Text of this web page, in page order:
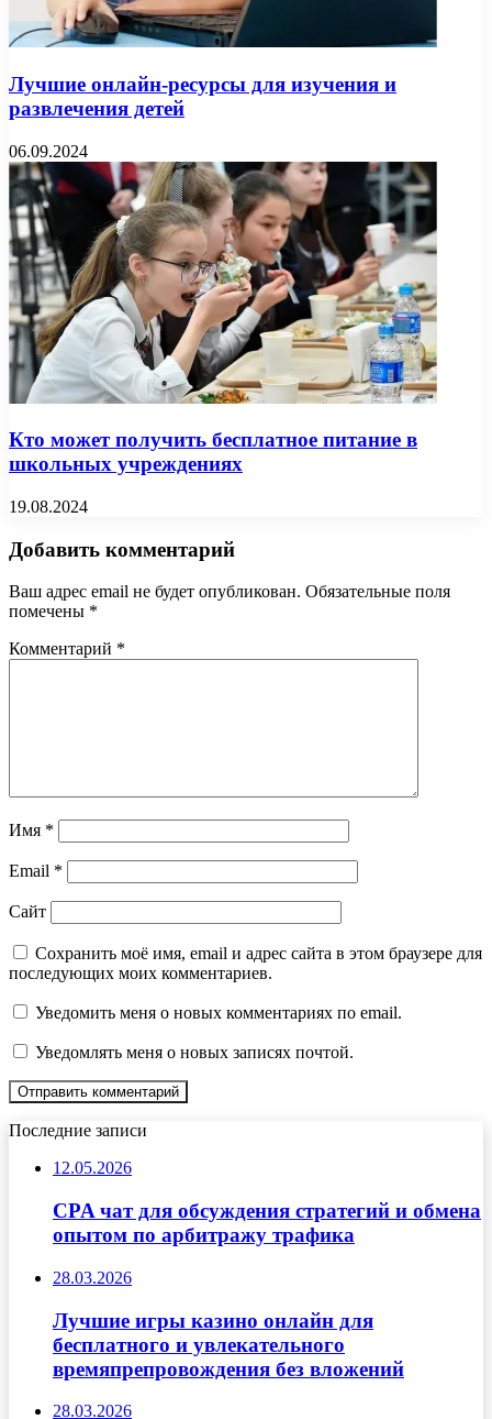
Лучшие онлайн-ресурсы для изучения и
развлечения детей
06.09.2024
Кто может получить бесплатное питание в
школьных учреждениях
19.08.2024
Добавить комментарий
Ваш адрес email не будет опубликован. Обязательные поля
помечены *
Комментарий *
Имя *
Email *
Сайт
Сохранить моё имя, email и адрес сайта в этом браузере для
последующих моих комментариев.
Уведомить меня о новых комментариях по email.
Уведомлять меня о новых записях почтой.
Последние записи
12.05.2026
CPA чат для обсуждения стратегий и обмена
опытом по арбитражу трафика
28.03.2026
Лучшие игры казино онлайн для
бесплатного и увлекательного
времяпрепровождения без вложений
28.03.2026